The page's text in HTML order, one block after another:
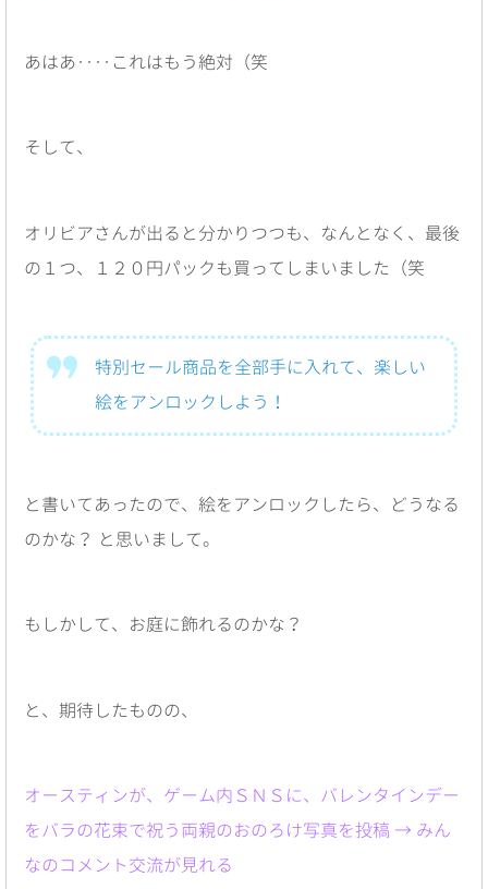
あはあ‥‥これはもう絶対（笑
そして、
オリビアさんが出ると分かりつつも、なんとなく、最後
の１つ、１２０円パックも買ってしまいました（笑
特別セール商品を全部手に入れて、楽しい
絵をアンロックしよう！
と書いてあったので、絵をアンロックしたら、どうなる
のかな？ と思いまして。
もしかして、お庭に飾れるのかな？
と、期待したものの、
オースティンが、ゲーム内ＳＮＳに、バレンタインデー
をバラの花束で祝う両親のおのろけ写真を投稿 → みん
なのコメント交流が見れる